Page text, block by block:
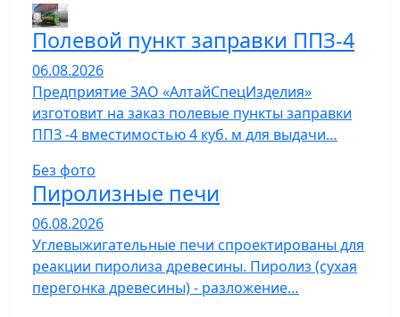
Полевой пункт заправки ППЗ-4
06.08.2026
Предприятие ЗАО «АлтайСпецИзделия»
изготовит на заказ полевые пункты заправки
ППЗ -4 вместимостью 4 куб. м для выдачи…
Без фото
Пиролизные печи
06.08.2026
Углевыжигательные печи спроектированы для
реакции пиролиза древесины. Пиролиз (сухая
перегонка древесины) - разложение…